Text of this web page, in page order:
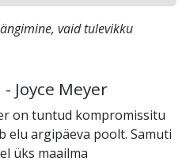
vaid tulevikku
Joyce Meyer
on tuntud kompromissitu
elu argipäeva poolt. Samuti
üks maailma